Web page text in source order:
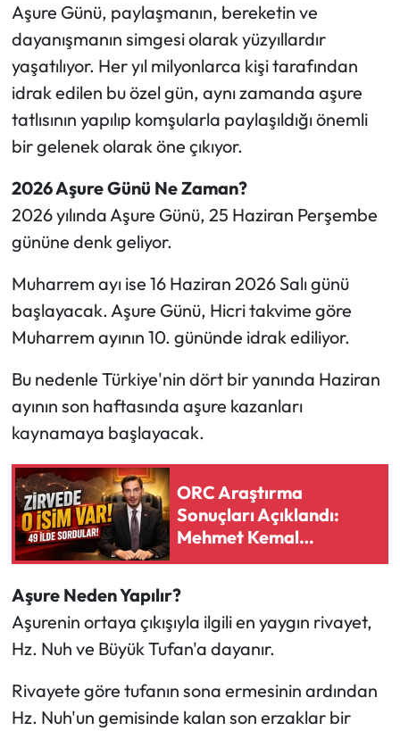
Aşure Günü, paylaşmanın, bereketin ve
dayanışmanın simgesi olarak yüzyıllardır
yaşatılıyor. Her yıl milyonlarca kişi tarafından
idrak edilen bu özel gün, aynı zamanda aşure
tatlısının yapılıp komşularla paylaşıldığı önemli
bir gelenek olarak öne çıkıyor.
2026 Aşure Günü Ne Zaman?
2026 yılında Aşure Günü, 25 Haziran Perşembe
gününe denk geliyor.
Muharrem ayı ise 16 Haziran 2026 Salı günü
başlayacak. Aşure Günü, Hicri takvime göre
Muharrem ayının 10. gününde idrak ediliyor.
Bu nedenle Türkiye'nin dört bir yanında Haziran
ayının son haftasında aşure kazanları
kaynamaya başlayacak.
ORC Araştırma
Sonuçları Açıklandı:
Mehmet Kemal
Yazıcıoğlu Türkiye’de
Aşure Neden Yapılır?
Aşurenin ortaya çıkışıyla ilgili en yaygın rivayet,
Hz. Nuh ve Büyük Tufan'a dayanır.
Rivayete göre tufanın sona ermesinin ardından
Hz. Nuh'un gemisinde kalan son erzaklar bir
Mektup Galeri
Ekonomi
Sağlık
Teknoloji